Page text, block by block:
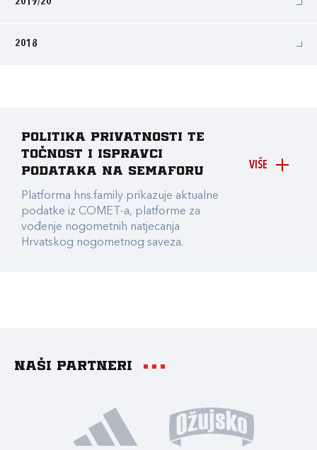
2019/20
2018
VIŠE
Politika privatnosti te
točnost i ispravci
podataka na Semaforu
Platforma hns.family prikazuje aktualne
podatke iz COMET-a, platforme za
vođenje nogometnih natjecanja
Hrvatskog nogometnog saveza.
Naši partneri